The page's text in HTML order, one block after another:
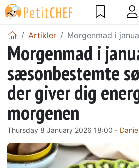
Artikler Morgenmad i
Morgenmad i
sæsonbestemte
der giver dig
morgenen
Thursday 8 January 2026 18:00 -